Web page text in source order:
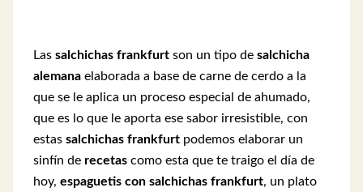
Las salchichas frankfurt son un tipo de salchicha
alemana elaborada a base de carne de cerdo a la
que se le aplica un proceso especial de ahumado,
que es lo que le aporta ese sabor irresistible, con
estas salchichas frankfurt podemos elaborar un
sinfín de recetas como esta que te traigo el día de
hoy, espaguetis con salchichas frankfurt, un plato